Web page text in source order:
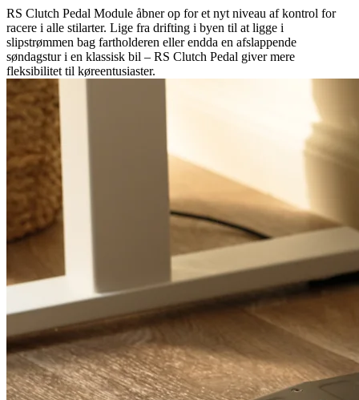
RS Clutch Pedal Module åbner op for et nyt niveau af kontrol for
racere i alle stilarter. Lige fra drifting i byen til at ligge i
slipstrømmen bag fartholderen eller endda en afslappende
søndagstur i en klassisk bil – RS Clutch Pedal giver mere
fleksibilitet til køreentusiaster.